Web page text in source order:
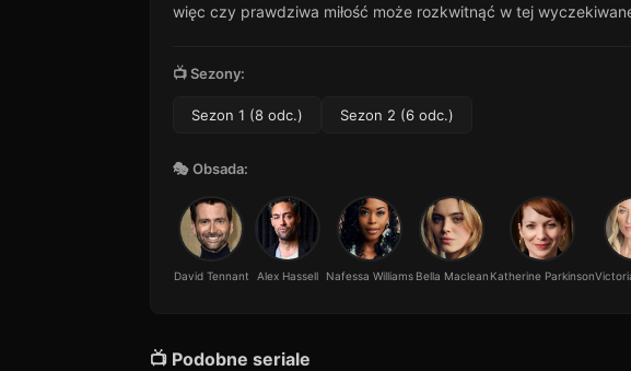
więc czy prawdziwa miłość może rozkwitnąć w tej
📺 Sezony:
Sezon 1 (8 odc.) Sezon 2 (6 odc.)
🎭 Obsada:
David Tennant Alex Hassell Nafessa Williams Bella Maclean Katherine Parkinson
📺 Podobne seriale